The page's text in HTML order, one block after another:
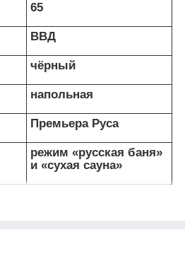
65
ВВД
чёрный
напольная
Премьера Руса
режим «русская баня»
и «сухая сауна»